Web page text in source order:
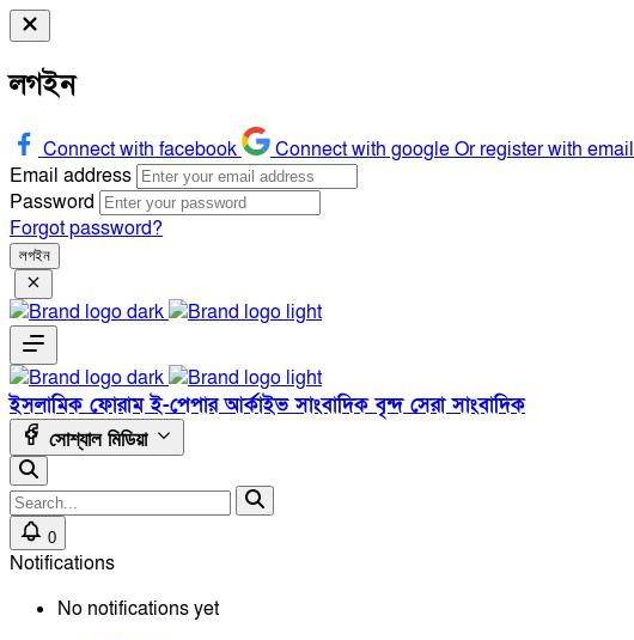
লগইন
Connect with facebook Connect with googleOr register with email
Email address
Password
Forgot password?
লগইন
ইসলামিক ফোরামই-পেপারআর্কাইভসাংবাদিক বৃন্দসেরা সাংবাদিক
সোশ্যাল মিডিয়া
0
Notifications
No notifications yet